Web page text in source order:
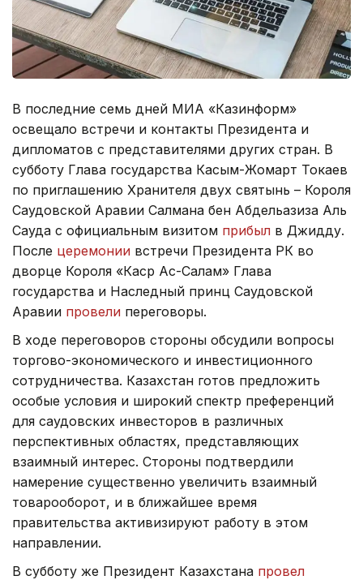
В последние семь дней МИА «Казинформ»
освещало встречи и контакты Президента и
дипломатов с представителями других стран. В
субботу Глава государства Касым-Жомарт Токаев
по приглашению Хранителя двух святынь – Короля
Саудовской Аравии Салмана бен Абдельазиза Аль
Сауда с официальным визитом прибыл в Джидду.
После церемонии встречи Президента РК во
дворце Короля «Каср Ас-Салам» Глава
государства и Наследный принц Саудовской
Аравии провели переговоры.
В ходе переговоров стороны обсудили вопросы
торгово-экономического и инвестиционного
сотрудничества. Казахстан готов предложить
особые условия и широкий спектр преференций
для саудовских инвесторов в различных
перспективных областях, представляющих
взаимный интерес. Стороны подтвердили
намерение существенно увеличить взаимный
товарооборот, и в ближайшее время
правительства активизируют работу в этом
направлении.
В субботу же Президент Казахстана провел